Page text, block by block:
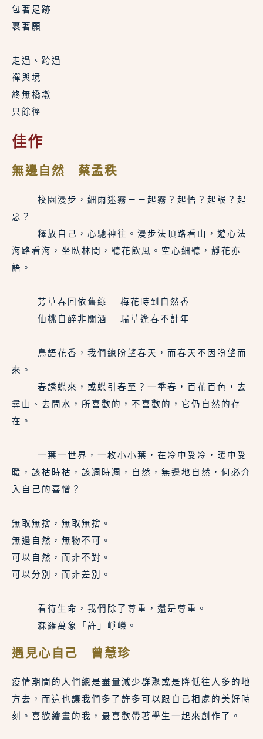
包著足跡
裹著願
走過、跨過
禪與境
終無橋墩
只餘徑
佳作
無邊自然 蔡孟秩
惡？
海路看海，坐臥林間，聽花飲風。空心細聽，靜花亦
語。
    芳草春回依舊綠  梅花時到自然香
    仙桃自醉非關酒  瑞草逢春不計年
來。
尋山、去問水，所喜歡的，不喜歡的，它仍自然的存
在。
暖，該枯時枯，該凋時凋，自然，無邊地自然，何必介
入自己的喜憎？
無取無捨，無取無捨。
無邊自然，無物不可。
可以自然，而非不對。
可以分別，而非差別。
    看待生命，我們除了尊重，還是尊重。
    森羅萬象「許」崢嶸。
遇見心自己 曾慧珍
疫情期間的人們總是盡量減少群聚或是降低往人多的地
方去，而這也讓我們多了許多可以跟自己相處的美好時
刻。喜歡繪畫的我，最喜歡帶著學生一起來創作了。